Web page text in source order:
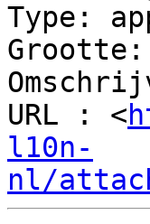
Type:
URL : <
l10n-
nl/